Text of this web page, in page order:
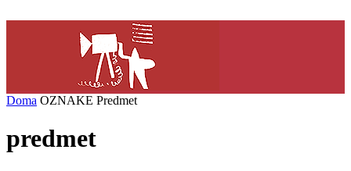
Doma OZNAKE Predmet
predmet